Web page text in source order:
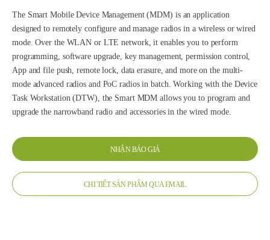
The Smart Mobile Device Management (MDM) is an application
designed to remotely configure and manage radios in a wireless or wired
mode. Over the WLAN or LTE network, it enables you to perform
programming, software upgrade, key management, permission control,
App and file push, remote lock, data erasure, and more on the multi-
mode advanced radios and PoC radios in batch. Working with the Device
Task Workstation (DTW), the Smart MDM allows you to program and
upgrade the narrowband radio and accessories in the wired mode.
NHẬN BÁO GIÁ
CHI TIẾT SẢN PHẨM QUA EMAIL